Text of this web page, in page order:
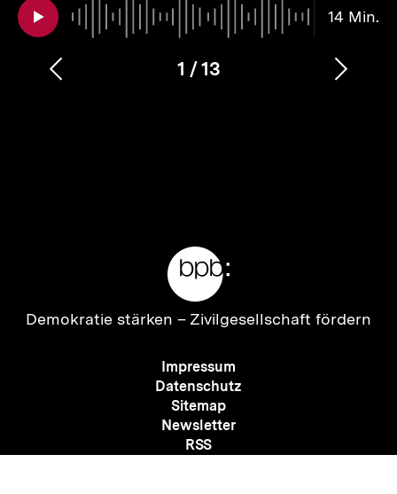
14 Min.
Karussellinhalt
1
von
/13
Vorherigen
Zur
Demokratie stärken – Zivilgesellschaft fördern
Meta-
Navigation
Impressum
Datenschutz
Sitemap
Newsletter
RSS